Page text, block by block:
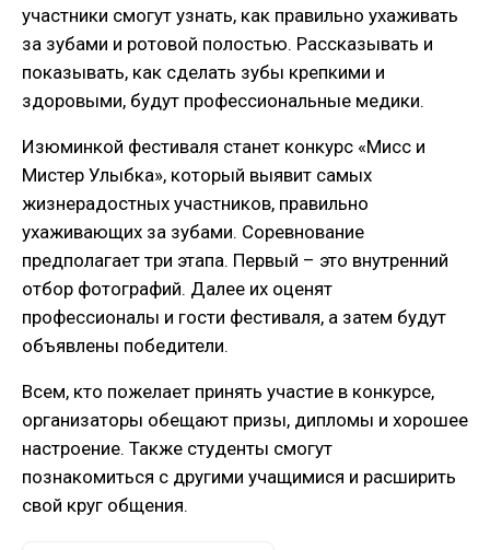
участники смогут узнать, как правильно ухаживать
за зубами и ротовой полостью. Рассказывать и
показывать, как сделать зубы крепкими и
здоровыми, будут профессиональные медики.
Изюминкой фестиваля станет конкурс «Мисс и
Мистер Улыбка», который выявит самых
жизнерадостных участников, правильно
ухаживающих за зубами. Соревнование
предполагает три этапа. Первый – это внутренний
отбор фотографий. Далее их оценят
профессионалы и гости фестиваля, а затем будут
объявлены победители.
Всем, кто пожелает принять участие в конкурсе,
организаторы обещают призы, дипломы и хорошее
настроение. Также студенты смогут
познакомиться с другими учащимися и расширить
свой круг общения.